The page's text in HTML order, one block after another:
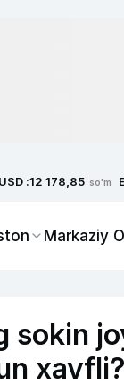
USD :12 178,85 so'm
Markaziy
sokin
xavfli?